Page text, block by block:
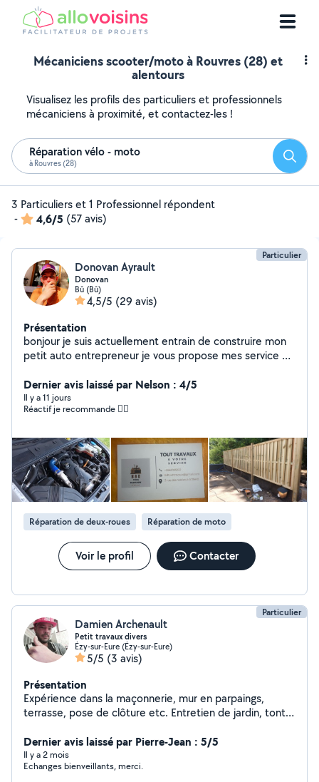
Mécaniciens scooter/moto à Rouvres (28) et
alentours
Visualisez les profils des particuliers et professionnels
mécaniciens à proximité, et contactez-les !
Réparation vélo - moto
à Rouvres (28)
3 Particuliers et 1 Professionnel répondent
-
4,6/5 (57 avis)
Particulier
Donovan Ayrault
Donovan
Bû (Bû)
4,5/5 (29 avis)
Présentation
bonjour je suis actuellement entrain de construire mon
petit auto entrepreneur je vous propose mes service en
électricité. montage de cuisine. Jardin. et mécanique en
outils de jardin tondeuse ect .et mécanique auto et
moto merci cordialement
Dernier avis laissé par Nelson : 4/5
Il y a 11 jours
Réactif je recommande 👌🏾
Réparation de deux-roues Réparation de moto
Voir le profil Contacter
Particulier
Damien Archenault
Petit travaux divers
Ézy-sur-Eure (Ézy-sur-Eure)
5/5 (3 avis)
Présentation
Expérience dans la maçonnerie, mur en parpaings,
terrasse, pose de clôture etc. Entretien de jardin, tonte
Dernier avis laissé par Pierre-Jean : 5/5
Il y a 2 mois
Echanges bienveillants, merci.